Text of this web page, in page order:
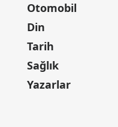
Otomobil
Din
Tarih
Sağlık
Yazarlar